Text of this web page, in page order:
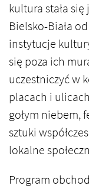
kultura stała
Bielsko-Biała
instytucje
się poza ich
uczestniczyć w
placach i
gołym niebem,
sztuki
lokalne
Program